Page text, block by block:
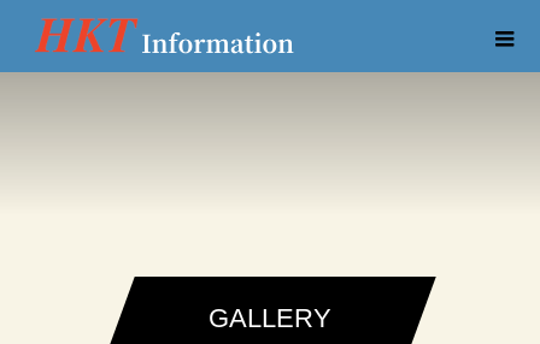
GALLERY